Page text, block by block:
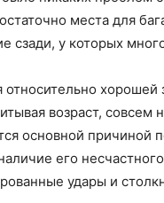
места для
у которых
возраст,
основной причиной
его
удары и